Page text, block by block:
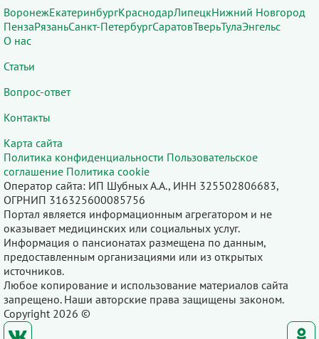
ВоронежЕкатеринбургКраснодарЛипецкНижний Новгород
ПензаРязаньСанкт-ПетербургСаратовТверьТулаЭнгельс
О нас
Статьи
Вопрос-ответ
Контакты
Карта сайта
Политика конфиденциальности Пользовательское
соглашение Политика cookie
Оператор сайта: ИП Шубных А.А., ИНН 325502806683,
ОГРНИП 316325600085756
Портал является информационным агрегатором и не
оказывает медицинских или социальных услуг.
Информация о пансионатах размещена по данным,
предоставленным организациями или из открытых
источников.
Любое копирование и использование материалов сайта
запрещено. Наши авторские права защищены законом.
Copyright 2026 ©